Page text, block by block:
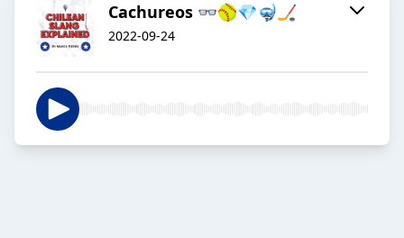
Cachureos 👓🥎💎🤿🏒
2022-09-24